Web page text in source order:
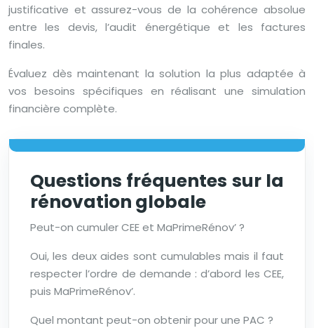
justificative et assurez-vous de la cohérence absolue
entre les devis, l’audit énergétique et les factures
finales.
Évaluez dès maintenant la solution la plus adaptée à
vos besoins spécifiques en réalisant une simulation
financière complète.
Questions fréquentes sur la
rénovation globale
Peut-on cumuler CEE et MaPrimeRénov’ ?
Oui, les deux aides sont cumulables mais il faut
respecter l’ordre de demande : d’abord les CEE,
puis MaPrimeRénov’.
Quel montant peut-on obtenir pour une PAC ?